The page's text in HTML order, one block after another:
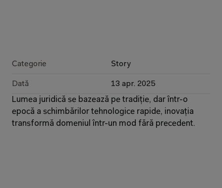
Categorie Story
Dată 13 apr. 2025
Lumea juridică se bazează pe tradiție, dar într-o
epocă a schimbărilor tehnologice rapide, inovația
transformă domeniul într-un mod fără precedent.